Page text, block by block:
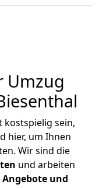
Umzug
sein,
hier, um Ihnen
Wir sind die
und arbeiten
und